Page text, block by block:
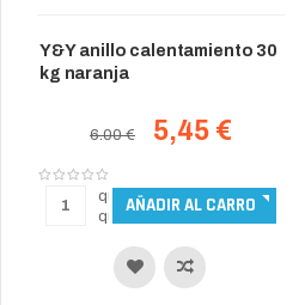
Y&Y anillo calentamiento 30
kg naranja
6.00 € 5,45 €